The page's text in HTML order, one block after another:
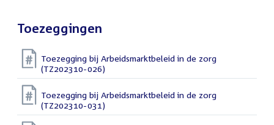
Toezeggingen
Toezegging bij Arbeidsmarktbeleid in de zorg
(TZ202310-026)
Toezegging bij Arbeidsmarktbeleid in de zorg
(TZ202310-031)